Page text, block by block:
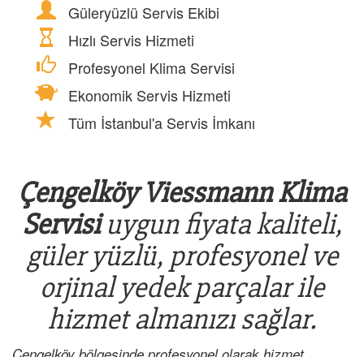
Güleryüzlü Servis Ekibi
Hızlı Servis Hizmeti
Profesyonel Klima Servisi
Ekonomik Servis Hizmeti
Tüm İstanbul'a Servis İmkanı
Çengelköy Viessmann Klima
Servisiuygun fiyata kaliteli,
güler yüzlü, profesyonel ve
orjinal yedek parçalar ile
hizmet almanızı sağlar.